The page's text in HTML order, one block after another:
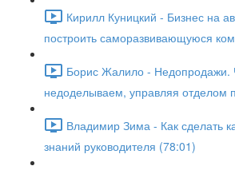
Кирилл Куницкий - Бизнес на
построить саморазвивающуюся
Борис Жалило - Недопродажи.
недоделываем, управляя отделом
Владимир Зима - Как сделать
знаний руководителя (78:01)